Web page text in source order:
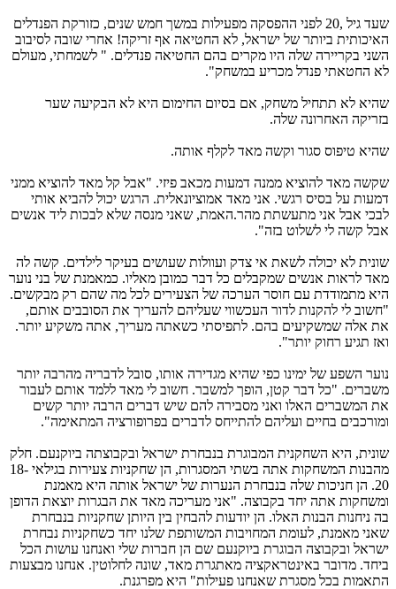
שעד גיל ,20 לפני ההפסקה מפעילות במשך חמש שנים, כזורקת הפנדלים
האיכותית ביותר של ישראל, לא החטיאה אף זריקה! אחרי שובה לסיבוב
השני בקריירה שלה היו מקרים בהם החטיאה פנדלים. " לשמחתי, מעולם
לא החטאתי פנדל מכריע במשחק".
שהיא לא תתחיל משחק, אם בסיום החימום היא לא הבקיעה שער
בזריקה האחרונה שלה.
שהיא טיפוס סגור וקשה מאד לקלף אותה.
שקשה מאד להוציא ממנה דמעות מכאב פיזי. "אבל קל מאד להוציא ממני
דמעות על בסיס רגשי. אני מאד אמוציונאלית. הרגש יכול להביא אותי
לבכי אבל אני מתעשתת מהר.האמת, שאני מנסה שלא לבכות ליד אנשים
אבל קשה לי לשלוט בזה".
שונית לא יכולה לשאת אי צדק ועוולות שעושים בעיקר לילדים. קשה לה
מאד לראות אנשים שמקבלים כל דבר כמובן מאליו. כמאמנת של בני נוער
היא מתמודדת עם חוסר הערכה של הצעירים לכל מה שהם רק מבקשים.
"חשוב לי להקנות לדור העכשווי שעליהם להעריך את הסובבים אותם,
את אלה שמשקיעים בהם. לתפיסתי כשאתה מעריך, אתה משקיע יותר.
ואז תגיע רחוק יותר".
נוער השפע של ימינו כפי שהיא מגדירה אותו, סובל לדבריה מהרבה יותר
משברים. "כל דבר קטן, הופך למשבר. חשוב לי מאד ללמד אותם לעבור
את המשברים האלו ואני מסבירה להם שיש דברים הרבה יותר קשים
ומורכבים בחיים ועליהם להתייחס לדברים בפרופורציה המתאימה".
שונית, היא השחקנית המבוגרת בנבחרת ישראל ובקבוצתה ביוקנעם. חלק
מהבנות המשחקות אתה בשתי המסגרות, הן שחקניות צעירות בגילאי 18-
20. הן חניכות שלה בנבחרת הנערות של ישראל אותה היא מאמנת
ומשחקות אתה יחד בקבוצה. "אני מעריכה מאד את הבגרות יוצאת הדופן
בה ניחנות הבנות האלו. הן יודעות להבחין בין היותן שחקניות בנבחרת
שאני מאמנת, לעומת המחויבות המשותפת שלנו יחד כשחקניות נבחרת
ישראל ובקבוצה הבוגרת ביוקנעם שם הן חברות שלי ואנחנו עושות הכל
ביחד. מדובר באינטראקציה מאתגרת מאד, שונה לחלוטין. אנחנו מבצעות
התאמות בכל מסגרת שאנחנו פעילות" היא מפרגנת.